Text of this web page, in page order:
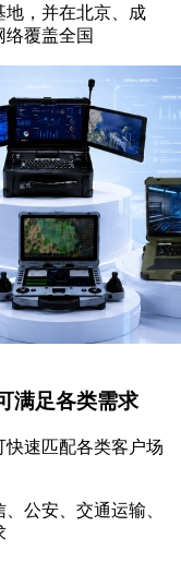
地，并在北京、成
络覆盖全国
满足各类需求
速匹配各类客户场
公安、交通运输、